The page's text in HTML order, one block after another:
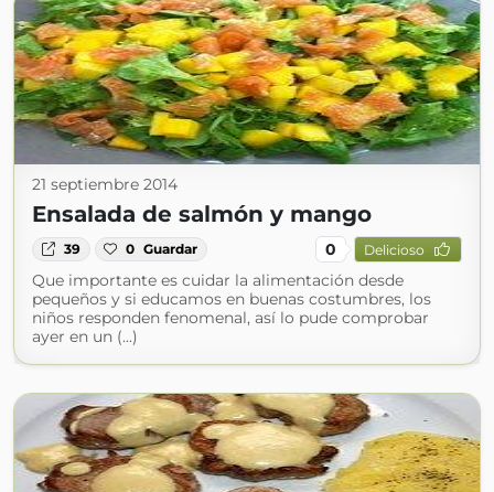
21 septiembre 2014
Ensalada de salmón y mango
39 0 Guardar 0 Delicioso
Que importante es cuidar la alimentación desde
pequeños y si educamos en buenas costumbres, los
niños responden fenomenal, así lo pude comprobar
ayer en un (...)